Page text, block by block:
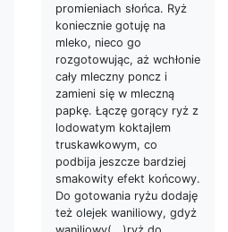
promieniach słońca. Ryż
koniecznie gotuję na
mleko, nieco go
rozgotowując, aż wchłonie
cały mleczny poncz i
zamieni się w mleczną
papkę. Łączę gorący ryż z
lodowatym koktajlem
truskawkowym, co
podbija jeszcze bardziej
smakowity efekt końcowy.
Do gotowania ryżu dodaję
też olejek waniliowy, gdyż